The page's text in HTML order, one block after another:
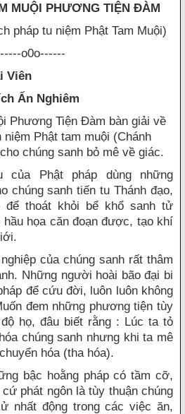
MUỘI PHƯƠNG TIỆN ĐÀM
pháp tu niệm Phật Tam Muội)
o0o------
Viên
Ấn Nghiêm
Phương Tiện Đàm bàn giải về
Phật tam muội (Chánh
chúng sanh bỏ mê về giác.
của Phật pháp dùng những
chúng sanh tiến tu Thánh đạo,
để thoát khỏi bể khổ sanh tử
họa căn đoạn được, tạo khí
của chúng sanh rất thâm
Những người hoài bão đại bi
để cứu đời, luôn luôn không
đem những phương tiện tùy
họ, đâu biết rằng : Lúc ta tỏ
chúng sanh nhưng khi ta mê
hóa (tha hóa).
bậc hoằng pháp có tầm cỡ,
phát ngôn là tùy thuận chúng
nhất động trong các việc ăn,